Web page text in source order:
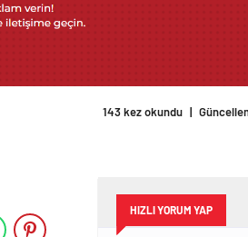
HIZLI YORUM YAP